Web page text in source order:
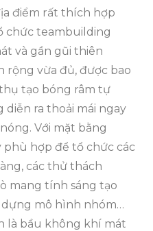
điểm rất thích hợp
chức teambuilding
và gần gũi thiên
rộng vừa đủ, được bao
tạo bóng râm tự
diễn ra thoải mái ngay
Với mặt bằng
phù hợp để tổ chức các
các thử thách
mang tính sáng tạo
mô hình nhóm…
là bầu không khí mát